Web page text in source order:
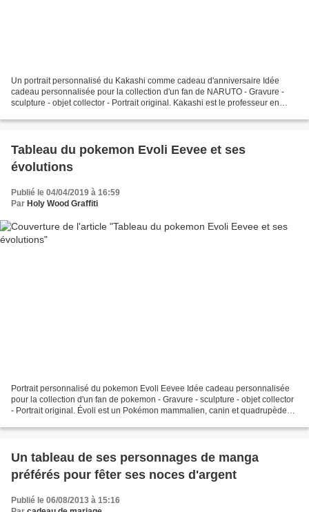
Un portrait personnalisé du Kakashi comme cadeau d'anniversaire Idée
cadeau personnalisée pour la collection d'un fan de NARUTO - Gravure -
sculpture - objet collector - Portrait original. Kakashi est le professeur en
Tableau du pokemon Evoli Eevee et ses
évolutions
Publié le 04/04/2019 à 16:59
Par Holy Wood Graffiti
Portrait personnalisé du pokemon Evoli Eevee Idée cadeau personnalisée
pour la collection d'un fan de pokemon - Gravure - sculpture - objet collector
- Portrait original. Évoli est un Pokémon mammalien, canin et quadrupède
Un tableau de ses personnages de manga
préférés pour fêter ses noces d'argent
Publié le 06/08/2013 à 15:16